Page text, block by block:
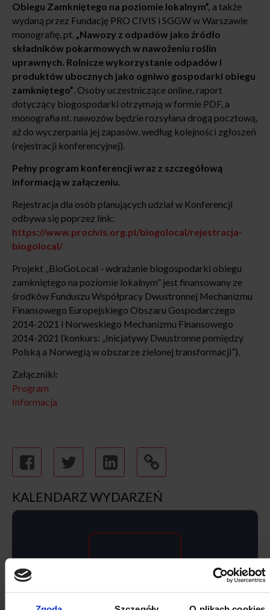
Obiegu Zamkniętego na poziomie lokalnym”, a także
wydaną przez Fundację PRO CIVIS i SGGW w Warszawie
monografię, pt. „Nawozy z odpadów jako źródło
składników pokarmowych w nawożeniu roślin
uprawnych. Rolnicze wykorzystanie odpadów i
produktów ubocznych jako ogniwo gospodarki obiegu
zamkniętego”. Osoby uczestniczące online, raport
dotyczący biogospodarki otrzymają w formie PDF, a
monografia nt. nawozów będzie rozsyłana drogą pocztową,
aż do wyczerpania jej zapasów, według kolejności zgłoszeń
(rejestracji konferencyjnej).
Pełny program konferencji wraz z szczegółową
informacją w załączeniu.
Rejestracja dla osób planujących udział w Konferencji
odbywa się poprzez link:
https://www.procivis.org.pl/biogolocal/rejestracja-
biogolocal/
Projekt „BioGoLocal - wdrażanie biogospodarki obiegu
zamkniętego na poziomie lokalnym” jest finansowany ze
środków Funduszu Współpracy Dwustronnej Mechanizmu
Finansowego Europejskiego Obszaru Gospodarczego
2014-2021 i Norweskiego Mechanizmu Finansowego
2014-2021 (konkurs: „Inicjatywy Dwustronne pomiędzy
Polską a Norwegią w obszarze zielonej transformacji”).
Załączniki:
Program
Informacja
KALENDARZ WYDARZEŃ